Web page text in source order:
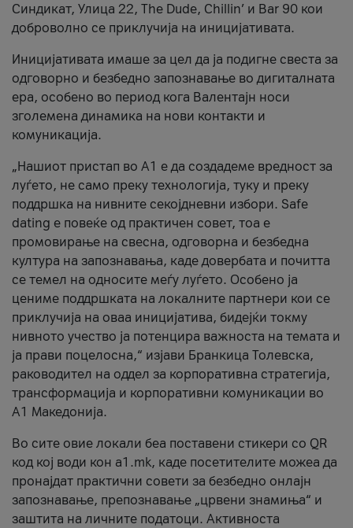
Синдикат, Улица 22, The Dude, Chillin’ и Bar 90 кои
доброволно се приклучија на иницијативата.
Иницијативата имаше за цел да ја подигне свеста за
одговорно и безбедно запознавање во дигиталната
ера, особено во период кога Валентајн носи
зголемена динамика на нови контакти и
комуникација.
„Нашиот пристап во А1 е да создадеме вредност за
луѓето, не само преку технологија, туку и преку
поддршка на нивните секојдневни избори. Safe
dating е повеќе од практичен совет, тоа е
промовирање на свесна, одговорна и безбедна
култура на запознавања, каде довербата и почитта
се темел на односите меѓу луѓето. Особено ја
цениме поддршката на локалните партнери кои се
приклучија на оваа иницијатива, бидејќи токму
нивното учество ја потенцира важноста на темата и
ја прави поцелосна,“ изјави Бранкица Толевска,
раководител на оддел за корпоративна стратегија,
трансформација и корпоративни комуникации во
А1 Македонија.
Во сите овие локали беа поставени стикери со QR
код кој води кон a1.mk, каде посетителите можеа да
пронајдат практични совети за безбедно онлајн
запознавање, препознавање „црвени знамиња“ и
заштита на личните податоци. Активноста